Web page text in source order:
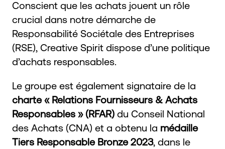
Conscient que les achats jouent un rôle
crucial dans notre démarche de
Responsabilité Sociétale des Entreprises
(RSE), Creative Spirit dispose d’une politique
d’achats responsables.
Le groupe est également signataire de la
charte « Relations Fournisseurs & Achats
Responsables » (RFAR) du Conseil National
des Achats (CNA) et a obtenu la médaille
Tiers Responsable Bronze 2023, dans le